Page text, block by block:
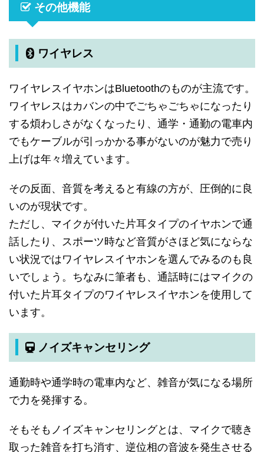
その他機能
ワイヤレス
ワイヤレスイヤホンはBluetoothのものが主流です。
ワイヤレスはカバンの中でごちゃごちゃになったり
する煩わしさがなくなったり、通学・通勤の電車内
でもケーブルが引っかかる事がないのが魅力で売り
上げは年々増えています。
その反面、音質を考えると有線の方が、圧倒的に良
いのが現状です。
ただし、マイクが付いた片耳タイプのイヤホンで通
話したり、スポーツ時など音質がさほど気にならな
い状況ではワイヤレスイヤホンを選んでみるのも良
いでしょう。ちなみに筆者も、通話時にはマイクの
付いた片耳タイプのワイヤレスイヤホンを使用して
います。
ノイズキャンセリング
通勤時や通学時の電車内など、雑音が気になる場所
で力を発揮する。
そもそもノイズキャンセリングとは、マイクで聴き
取った雑音を打ち消す、逆位相の音波を発生させる